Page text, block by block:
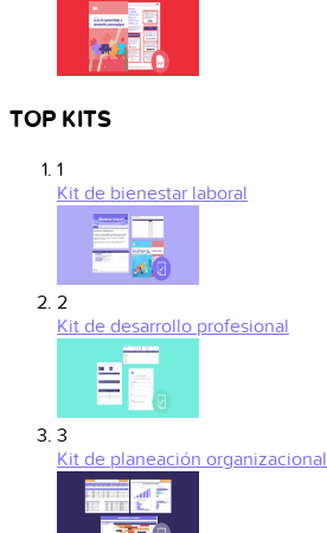
TOP KITS
1
Kit de bienestar laboral
2
Kit de desarrollo profesional
3
Kit de planeación organizacional